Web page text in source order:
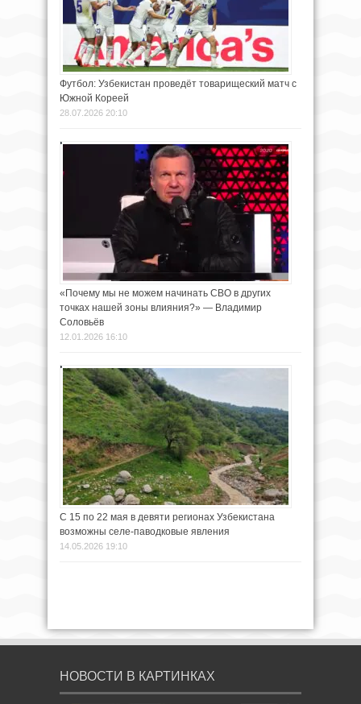
Футбол: Узбекистан проведёт товарищеский матч с
Южной Кореей
28.07.2026 20:10
«Почему мы не можем начинать СВО в других
точках нашей зоны влияния?» — Владимир
Соловьёв
12.01.2026 16:10
С 15 по 22 мая в девяти регионах Узбекистана
возможны селе-паводковые явления
14.05.2026 19:10
НОВОСТИ В КАРТИНКАХ